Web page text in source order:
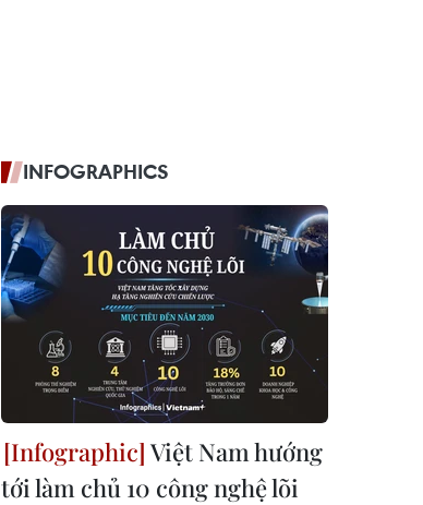
INFOGRAPHICS
Việt Nam hướng
tới làm chủ 10 công nghệ lõi